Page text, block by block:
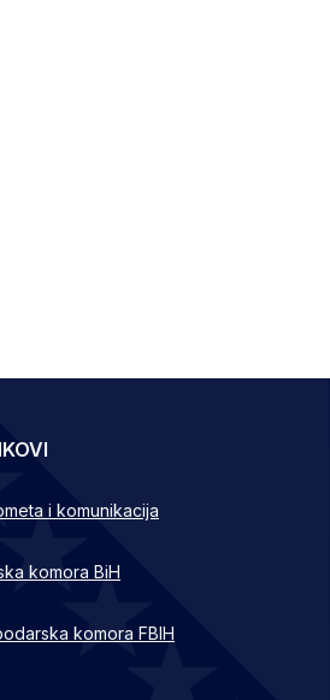
i komunikacija
komora BiH
komora FBIH